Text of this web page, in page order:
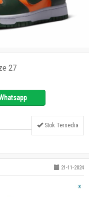
27
Stok Tersedia
21-11-2024